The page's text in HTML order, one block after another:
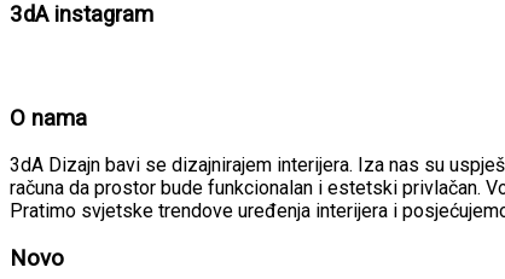
3dA instagram
O nama
3dA Dizajn bavi se dizajnirajem interijera. Iza nas su
računa da prostor bude funkcionalan i estetski privlačan.
Pratimo svjetske trendove uređenja interijera i
Novo